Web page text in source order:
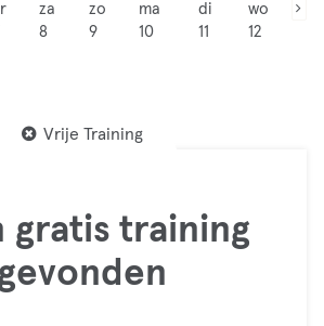
za
8
zo
9
ma
10
di
11
wo
12
Vrije Training
gratis training